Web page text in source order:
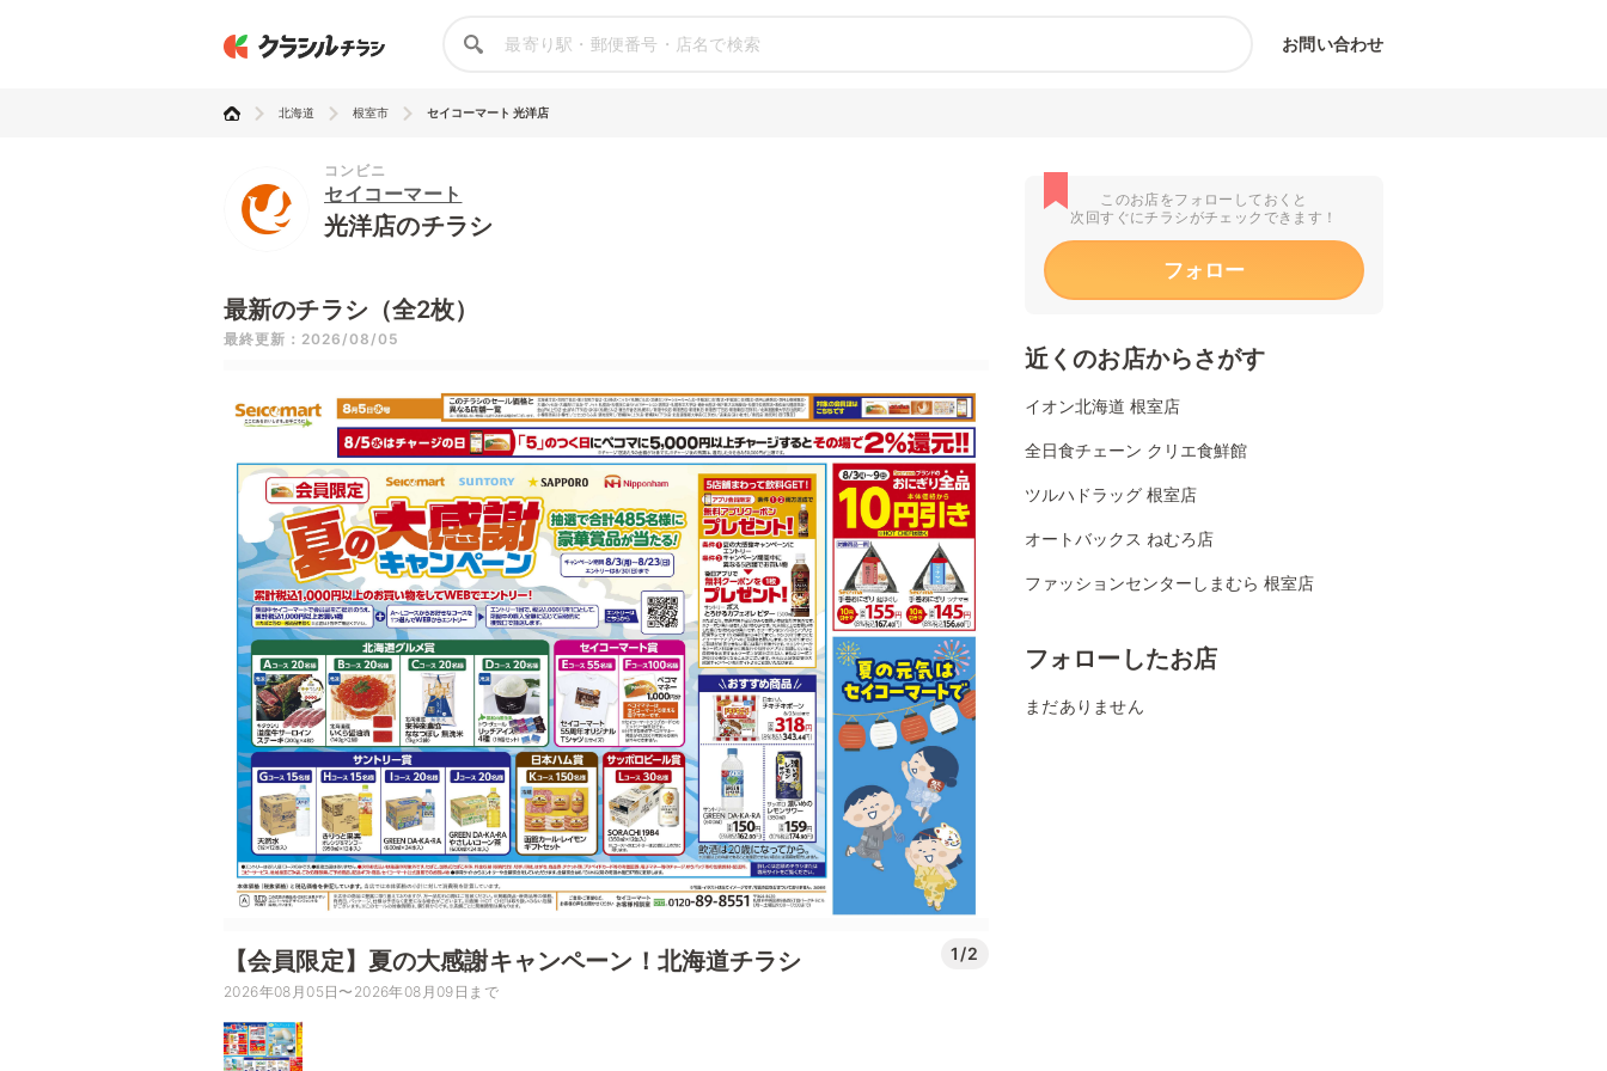
お問い合わせ
北海道 根室市 セイコーマート 光洋店
コンビニ
セイコーマート
光洋店のチラシ
最新のチラシ（全2枚）
最終更新：2026/08/05
【会員限定】夏の大感謝キャンペーン！北海道チラシ 1/2
2026年08月05日〜2026年08月09日まで
このお店をフォローしておくと
次回すぐにチラシがチェックできます！
フォロー
近くのお店からさがす
イオン北海道 根室店
全日食チェーン クリエ食鮮館
ツルハドラッグ 根室店
オートバックス ねむろ店
ファッションセンターしまむら 根室店
フォローしたお店
まだありません